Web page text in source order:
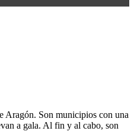
Aragón. Son municipios con una
a gala. Al fin y al cabo, son